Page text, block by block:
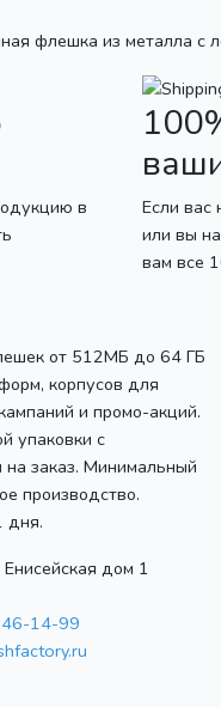
флешка из металла
в
Если вас
или вы
вам все
от 512МБ до 64 ГБ
корпусов для
и промо-акций.
упаковки с
заказ. Минимальный
производство.
дня.
дом 1
14-99